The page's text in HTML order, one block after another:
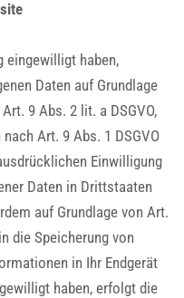
eingewilligt haben,
Daten auf Grundlage
9 Abs. 2 lit. a DSGVO,
Art. 9 Abs. 1 DSGVO
Einwilligung
Daten in Drittstaaten
auf Grundlage von Art.
die Speicherung von
in Ihr Endgerät
haben, erfolgt die